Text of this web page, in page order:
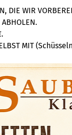
DIE WIR
ABHOLEN.
MIT